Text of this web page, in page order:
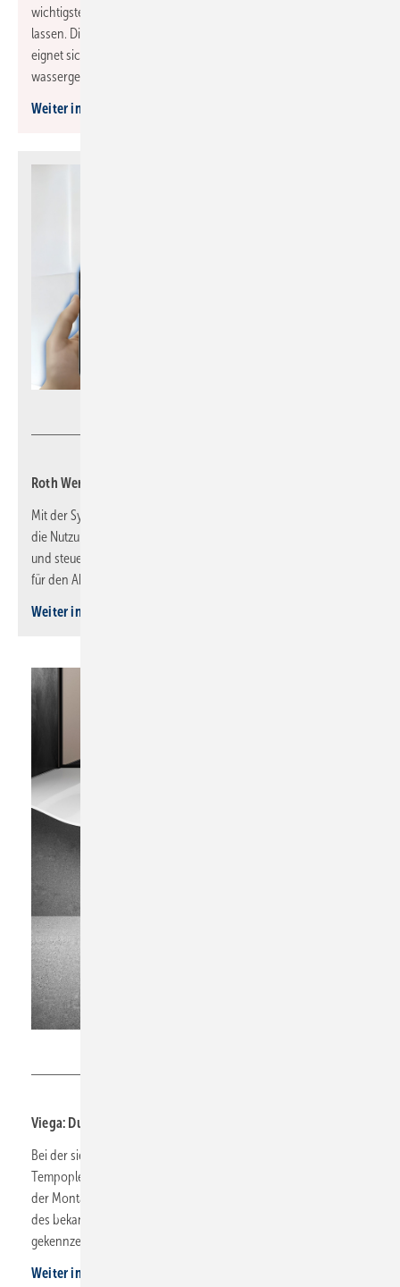
wichtigsten Prüfungen an Wasserinstallationen durchführen
lassen. Die Kombination mit einem Smartphone oder Tablet
eignet sich optimal für den Service und die Fehlersuche an
wassergeführten Leitungen.
Weiter informieren
Roth Werke: Regenwassernutzung digital vernetzt
Mit der Systemlösung Smart von Roth Umwelttechnik lässt sich
die Nutzung von Regenwasser per Web und App überwachen
und steuern. Kernelement ist die Steuerung mit Füllstandsensor
für den Abruf der verfügbaren Regenwassermenge.
Weiter informieren
Viega: Duschwannenablauf in siebter Generation
Bei der siebten Generation des Duschwannenablaufs
Tempoplex legte Viega den Fokus auf eine weitere Vereinfachung
der Montage. Dies wird bereits optisch durch die Übernahme
des bekannten Farbkonzepts deutlich: Alle gelb
gekennzeichneten Bauteile lassen sich werkzeuglos montieren.
Weiter informieren